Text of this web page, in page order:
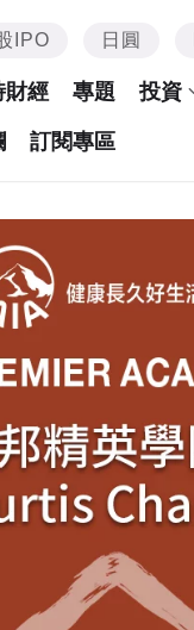
IPO 日圓
財經 專題 投資
訂閱專區